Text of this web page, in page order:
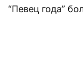
“Певец года”